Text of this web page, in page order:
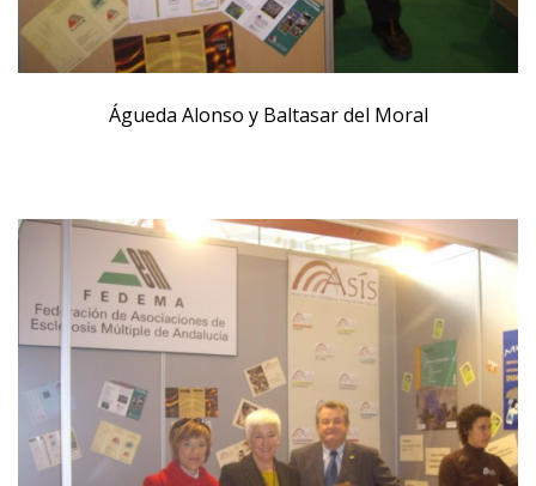
Águeda Alonso y Baltasar del Moral